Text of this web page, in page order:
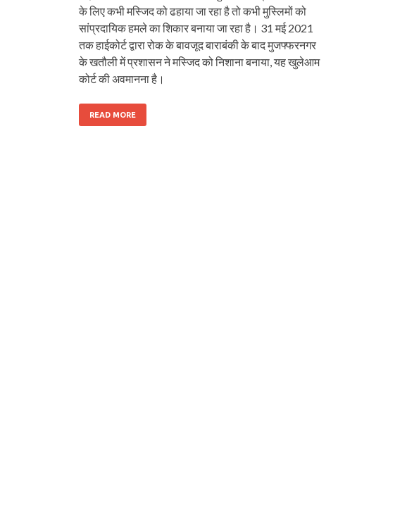
के लिए कभी मस्जिद को ढहाया जा रहा है तो कभी मुस्लिमों को
सांप्रदायिक हमले का शिकार बनाया जा रहा है। 31 मई 2021
तक हाईकोर्ट द्वारा रोक के बावजूद बाराबंकी के बाद मुजफ्फरनगर
के खतौली में प्रशासन ने मस्जिद को निशाना बनाया, यह खुलेआम
कोर्ट की अवमानना है।
READ MORE